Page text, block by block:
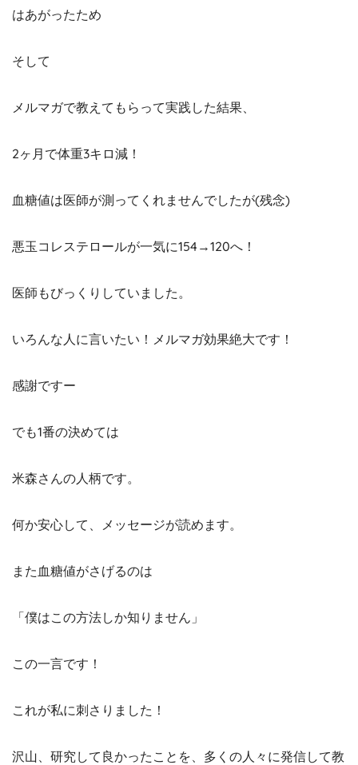
はあがったため
そして
メルマガで教えてもらって実践した結果、
2ヶ月で体重3キロ減！
血糖値は医師が測ってくれませんでしたが(残念)
悪玉コレステロールが一気に154→120へ！
医師もびっくりしていました。
いろんな人に言いたい！メルマガ効果絶大です！
感謝ですー
でも1番の決めては
米森さんの人柄です。
何か安心して、メッセージが読めます。
また血糖値がさげるのは
「僕はこの方法しか知りません」
この一言です！
これが私に刺さりました！
沢山、研究して良かったことを、多くの人々に発信して教